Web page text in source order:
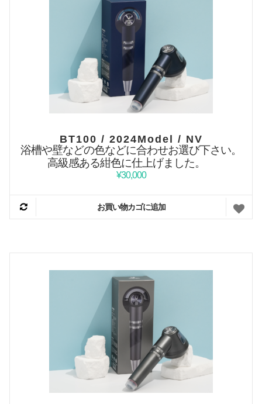
BT100 / 2024Model / NV
浴槽や壁などの色などに合わせお選び下さい。
高級感ある紺色に仕上げました。
¥30,000
お買い物カゴに追加